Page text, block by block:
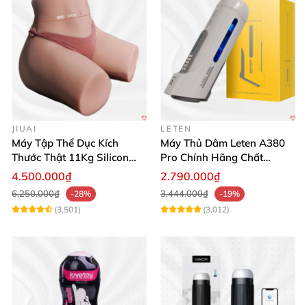
JIUAI
Máy Tập Thể Dục Kích
Thước Thật 11Kg Silicon
Cao Cấp Nhật Bản
4.500.000₫
6.250.000₫
-28%
(3,501)
LETEN
Máy Thủ Dâm Leten A380
Pro Chính Hãng Chất
Lượng Cao
2.790.000₫
3.444.000₫
-19%
(3,012)